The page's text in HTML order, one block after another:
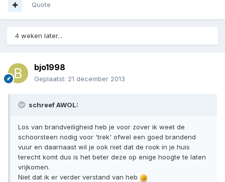
Quote
4 weken later...
bjo1998
Geplaatst: 21 december 2013
schreef AWOL:
Los van brandveiligheid heb je voor zover ik weet de
schoorsteen nodig voor 'trek' ofwel een goed brandend
vuur en daarnaast wil je ook niet dat de rook in je huis
terecht komt dus is het beter deze op enige hoogte te laten
vrijkomen.
Niet dat ik er verder verstand van heb